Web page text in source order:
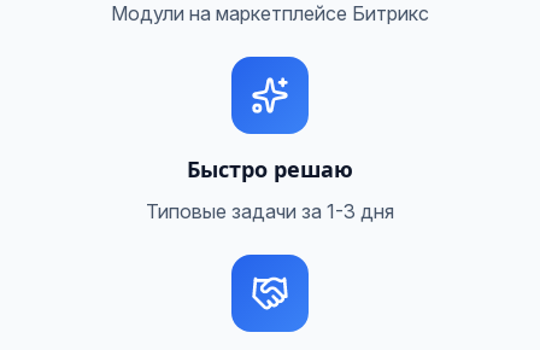
Модули на маркетплейсе Битрикс
Быстро решаю
Типовые задачи за 1-3 дня